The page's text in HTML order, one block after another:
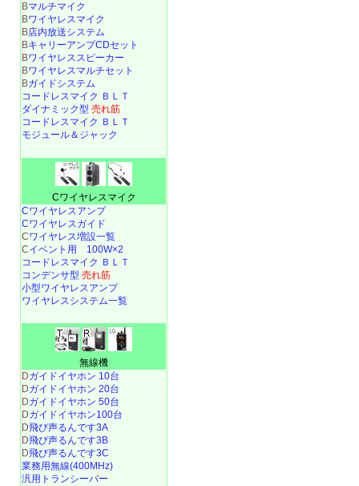
Bマルチマイク
Bワイヤレスマイク
B店内放送システム
BキャリーアンプCDセット
Bワイヤレススピーカー
Bワイヤレスマルチセット
Bガイドシステム
コードレスマイク ＢＬＴ
ダイナミック型 売れ筋
コードレスマイク ＢＬＴ
モジュール＆ジャック
Cワイヤレスマイク
Cワイヤレスアンプ
Cワイヤレスガイド
Cワイヤレス増設一覧
Cイベント用 100W×2
コードレスマイク ＢＬＴ
コンデンサ型 売れ筋
小型ワイヤレスアンプ
ワイヤレスシステム一覧
無線機
Dガイドイヤホン 10台
Dガイドイヤホン 20台
Dガイドイヤホン 50台
Dガイドイヤホン100台
D飛び声るんです3A
D飛び声るんです3B
D飛び声るんです3C
業務用無線(400MHz)
汎用トランシーバー